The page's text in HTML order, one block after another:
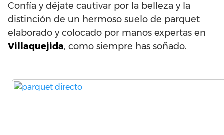
Confía y déjate cautivar por la belleza y la
distinción de un hermoso suelo de parquet
elaborado y colocado por manos expertas en
Villaquejida, como siempre has soñado.